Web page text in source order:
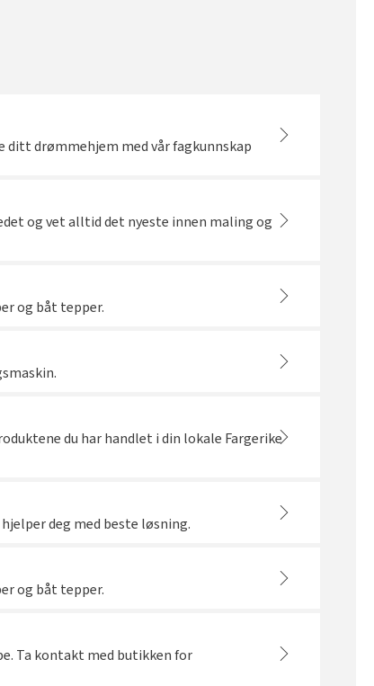
ditt drømmehjem med vår fagkunnskap
og vet alltid det nyeste innen maling og
og båt tepper.
du har handlet i din lokale Fargerike
deg med beste løsning.
og båt tepper.
Ta kontakt med butikken for